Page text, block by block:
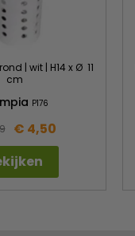
| wit | H14 x Ø 11
cm
P176
€ 4,50